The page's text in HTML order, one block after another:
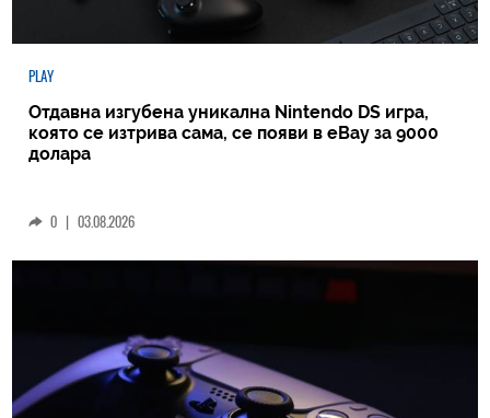
PLAY
Отдавна изгубена уникална Nintendo DS игра,
която се изтрива сама, се появи в eBay за 9000
долара
0 | 03.08.2026